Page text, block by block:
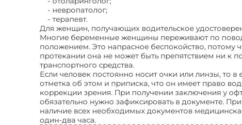
- невропатолог;
- терапевт.
Для женщин, получающих водительское
Многие беременные женщины переживают по
положением. Это напрасное беспокойство, потому
протекании она не может быть препятствием ни к
транспортного средства.
Если человек постоянно носит очки или линзы, то в
отметка об этом и приписка, что он имеет право
коррекции зрения. При получении заключения у
обязательно нужно зафиксировать в документе.
наличие всех необходимых документов
один-два часа.